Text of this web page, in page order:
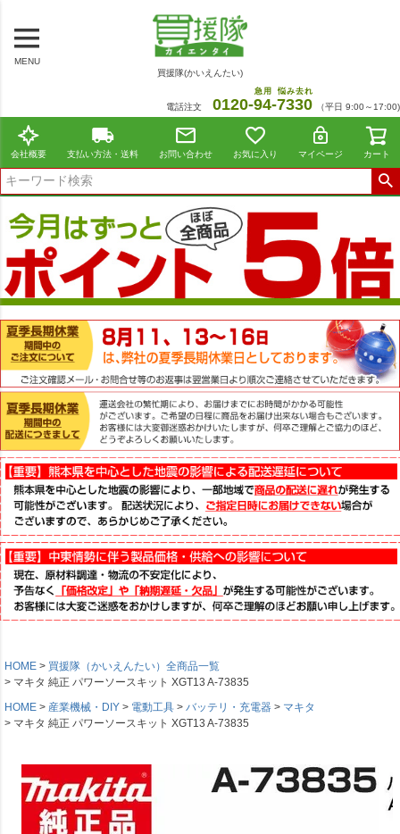
MENU
買援隊(かいえんたい)
電話注文 0120-94
急用
-7330
悩み去れ
（平日 9:00～17:00)
会社概要 支払い方法・送料 お問い合わせ お気に入り マイページ カート
HOME
買援隊（かいえんたい）全商品一覧
マキタ 純正 パワーソースキット XGT13 A-73835
HOME
産業機械・DIY 電動工具 バッテリ・充電器
マキタ
マキタ 純正 パワーソースキット XGT13 A-73835